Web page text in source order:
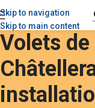
Skip to navigation
Skip to main content
Volets